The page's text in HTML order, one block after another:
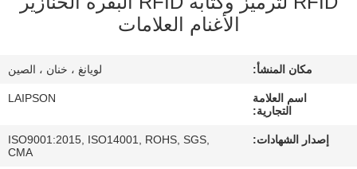
المعمل
مراقبة
اتصل
الأغنام العلامات
مكان المنشأ: لويانغ ، خنان ، الصين
اسم العلامة
التجارية:
LAIPSON
إصدار الشهادات:
ISO9001:2015, ISO14001, ROHS, SGS,
CMA